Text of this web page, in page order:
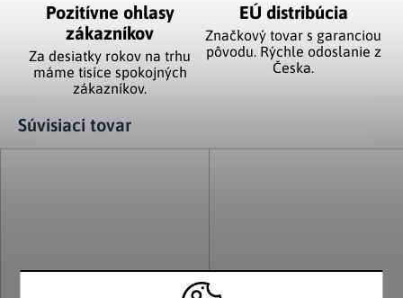
Pozitívne ohlasy
zákazníkov
Za desiatky rokov na trhu
máme tisíce spokojných
zákazníkov.
EÚ distribúcia
Značkový tovar s garanciou
pôvodu. Rýchle odoslanie z
Česka.
Súvisiaci tovar